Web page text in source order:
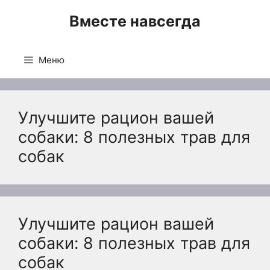
Вместе навсегда
Меню
Улучшите рацион вашей
собаки: 8 полезных трав для
собак
Улучшите рацион вашей
собаки: 8 полезных трав для
собак